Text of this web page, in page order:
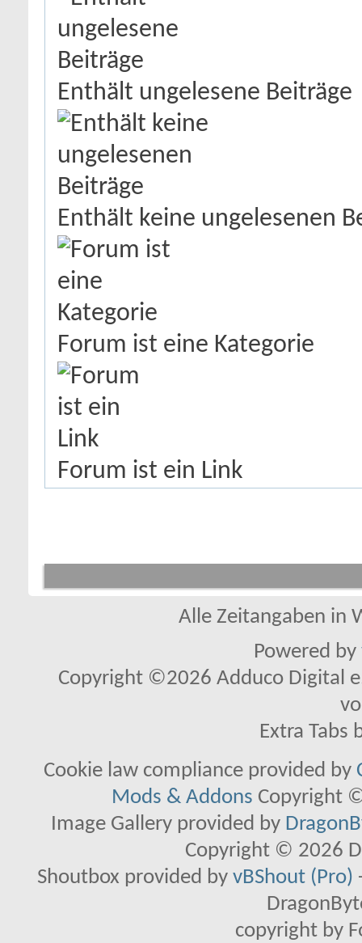
Enthält ungelesene Beiträge
Enthält keine ungelesenen
Forum ist eine Kategorie
Forum ist ein Link
Alle Zeitangaben in
Powered by
Copyright ©2026 Adduco Digital
Extra Tabs
Cookie law compliance provided by
Mods & Addons Copyright
Image Gallery provided by
Copyright © 2026
Shoutbox provided by vBShout (Pro)
copyright by